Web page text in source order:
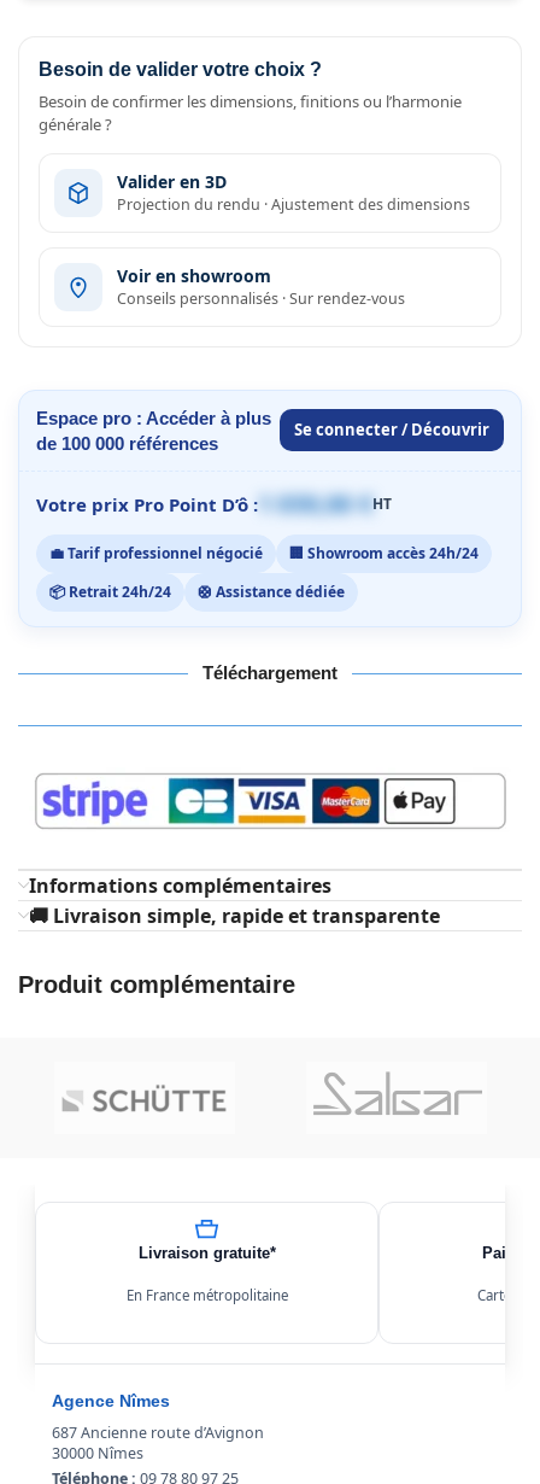
Besoin de valider votre choix ?
Besoin de confirmer les dimensions, finitions ou l’harmonie
générale ?
Valider en 3D
Projection du rendu · Ajustement des dimensions
Voir en showroom
Conseils personnalisés · Sur rendez-vous
Espace pro : Accéder à plus
de 100 000 références
Se connecter / Découvrir
Votre prix Pro Point D’ô : 1 059,00 €HT
💼 Tarif professionnel négocié
🏢 Showroom accès 24h/24
📦 Retrait 24h/24
🛟 Assistance dédiée
Téléchargement
Informations complémentaires
🚚 Livraison simple, rapide et transparente
Produit complémentaire
Livraison gratuite*
En France métropolitaine Carte,
Agence Nîmes
687 Ancienne route d’Avignon
30000 Nîmes
Téléphone : 09 78 80 97 25